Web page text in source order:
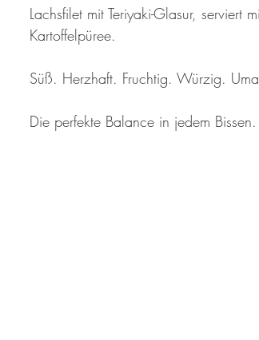
Lachsfilet mit Teriyaki-Glasur, serviert
Kartoffelpüree.
Süß. Herzhaft. Fruchtig. Würzig.
Die perfekte Balance in jedem Bissen.